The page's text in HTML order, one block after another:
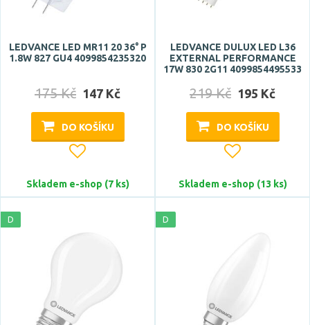
9 °
10 °
12 °
20 °
Stupeň krytí
IP40
IP44
LEDVANCE LED MR11 20 36° P
1.8W 827 GU4 4099854235320
175 Kč 147 Kč
DO KOŠÍKU
Skladem e-shop (7 ks)
LEDVANCE DULUX LED L36
EXTERNAL PERFORMANCE
17W 830 2G11 4099854495533
219 Kč 195 Kč
DO KOŠÍKU
Skladem e-shop (13 ks)
D D